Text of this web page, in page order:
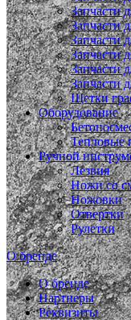
Запчасти
Запчасти
Запчасти
Запчасти
Запчасти
Щетки
Оборудование
Тепловые
Ручной
Лезвия
Ножи со
Ножовки
Отвертки
Рулетки
О бренде
О бренде
Партнеры
Реквизиты